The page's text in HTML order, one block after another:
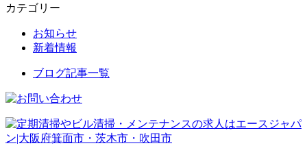
カテゴリー
お知らせ
新着情報
ブログ記事一覧